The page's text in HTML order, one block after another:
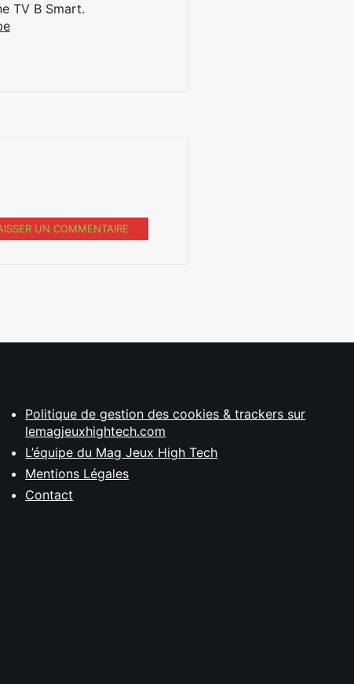
TV B Smart.
UN COMMENTAIRE
Politique de gestion des cookies & trackers sur
lemagjeuxhightech.com
L’équipe du Mag Jeux High Tech
Mentions Légales
Contact